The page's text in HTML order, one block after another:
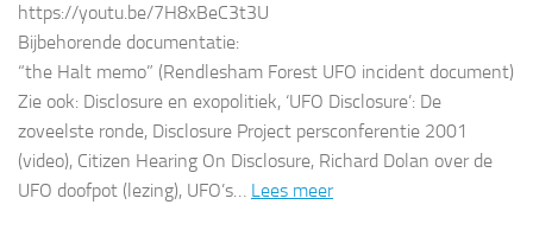
https://youtu.be/7H8xBeC3t3U
Bijbehorende documentatie:
“the Halt memo” (Rendlesham Forest UFO incident document)
Zie ook: Disclosure en exopolitiek, ‘UFO Disclosure’: De
zoveelste ronde, Disclosure Project persconferentie 2001
(video), Citizen Hearing On Disclosure, Richard Dolan over de
UFO doofpot (lezing), UFO’s… Lees meer